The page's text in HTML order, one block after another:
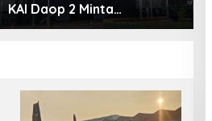
KAI Daop 2 Minta
Penumpang Antisipasi